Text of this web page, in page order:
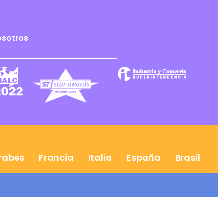
Francia Italia España Brasil